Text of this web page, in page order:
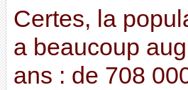
Certes, la
a beaucoup
ans : de 708